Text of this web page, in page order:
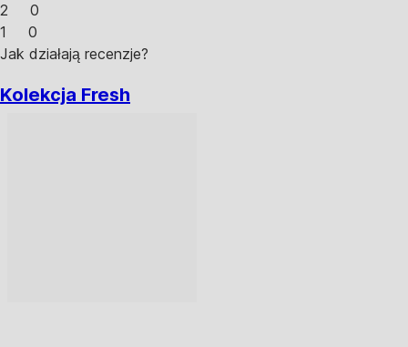
2
0
1
0
Jak działają recenzje?
Kolekcja Fresh